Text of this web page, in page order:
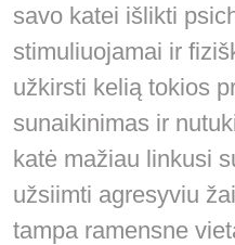
savo katei išlikti
stimuliuojamai ir
užkirsti kelią tokios
sunaikinimas ir
katė mažiau linkusi
užsiimti agresyviu
tampa ramensne